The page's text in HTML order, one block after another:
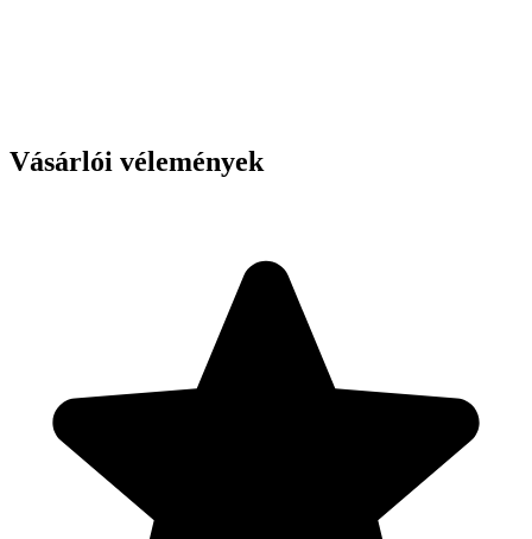
Vásárlói vélemények